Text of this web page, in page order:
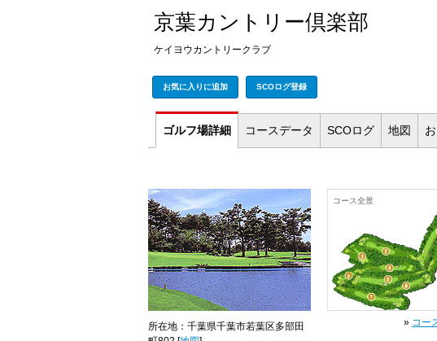
京葉カントリー倶楽部
ケイヨウカントリークラブ
お気に入りに追加 SCOログ登録
ゴルフ場詳細 コースデータ SCOログ 地図 お
所在地：千葉県千葉市若葉区多部田
コース全景
» コー